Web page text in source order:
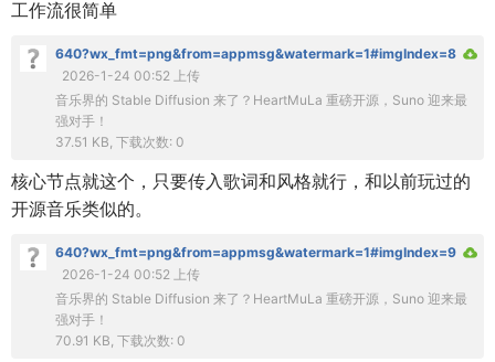
工作流很简单
640?wx_fmt=png&from=appmsg&watermark=1#imgIndex=8
2026-1-24 00:52 上传
音乐界的 Stable Diffusion 来了？HeartMuLa 重磅开源，Suno 迎来最
强对手！
37.51 KB, 下载次数: 0
核心节点就这个，只要传入歌词和风格就行，和以前玩过的
开源音乐类似的。
640?wx_fmt=png&from=appmsg&watermark=1#imgIndex=9
2026-1-24 00:52 上传
音乐界的 Stable Diffusion 来了？HeartMuLa 重磅开源，Suno 迎来最
强对手！
70.91 KB, 下载次数: 0